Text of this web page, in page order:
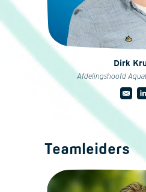
Dirk
Afdelingshoofd
Teamleiders